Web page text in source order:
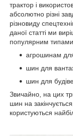
трактор і
абсолютно різні
різновиду
даної статті ми
популярним
агрошинам для
шин для
шин для
Звичайно, на цих
шин на
користуються